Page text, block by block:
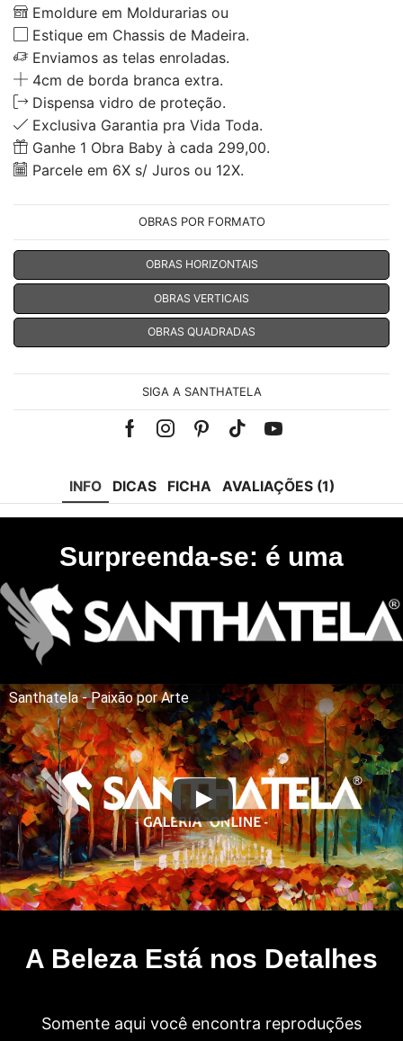
Emoldure em Moldurarias ou
Estique em Chassis de Madeira.
Enviamos as telas enroladas.
4cm de borda branca extra.
Dispensa vidro de proteção.
Exclusiva Garantia pra Vida Toda.
Ganhe 1 Obra Baby à cada 299,00.
Parcele em 6X s/ Juros ou 12X.
OBRAS POR FORMATO
OBRAS HORIZONTAIS
OBRAS VERTICAIS
OBRAS QUADRADAS
SIGA A SANTHATELA
FacebookInstagramPinterest
Tik-Youtube
INFO DICAS FICHA AVALIAÇÕES (1)
Surpreenda-se: é uma
Santhatela - Paixão por Arte
A Beleza Está nos Detalhes
Somente aqui você encontra reproduções